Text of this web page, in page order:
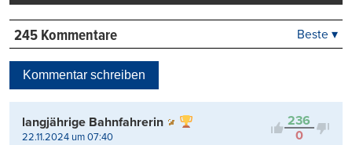
245 Kommentare
Kontrovers
Beste ▾
Kommentar schreiben
236
0
langjährige Bahnfahrerin
22.11.2024 um 07:40